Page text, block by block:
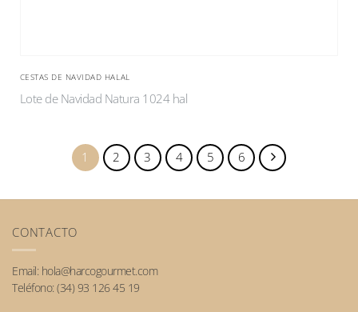
CESTAS DE NAVIDAD HALAL
Lote de Navidad Natura 1024 hal
1 2 3 4 5 6
CONTACTO
Email: hola@harcogourmet.com
Teléfono: (34) 93 126 45 19